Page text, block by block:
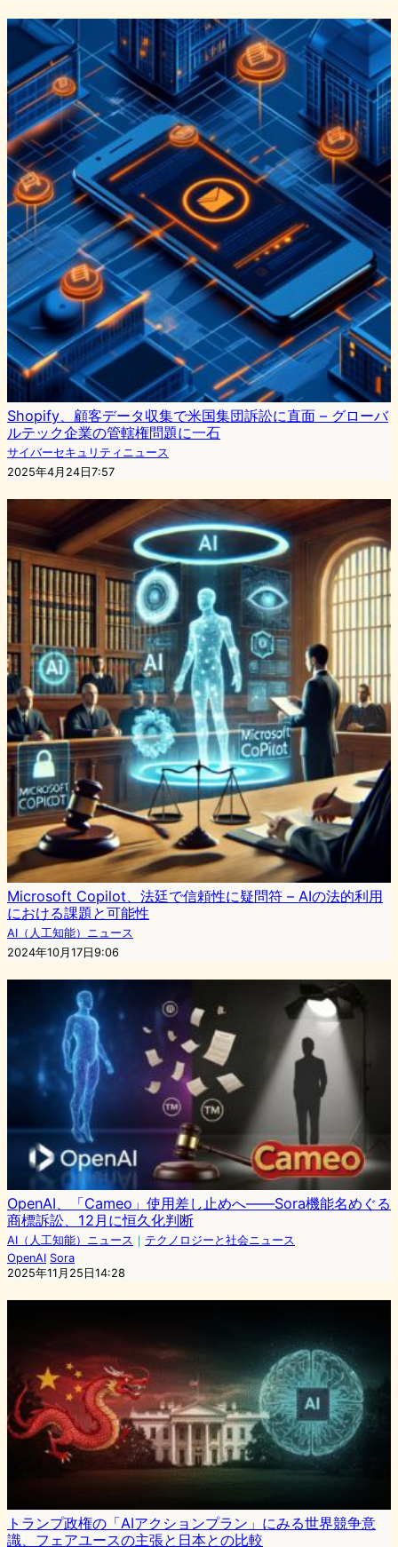
Shopify、顧客データ収集で米国集団訴訟に直面 – グローバ
ルテック企業の管轄権問題に一石
サイバーセキュリティニュース
2025年4月24日7:57
Microsoft Copilot、法廷で信頼性に疑問符 – AIの法的利用
における課題と可能性
AI（人工知能）ニュース
2024年10月17日9:06
OpenAI、「Cameo」使用差し止めへ——Sora機能名めぐる
商標訴訟、12月に恒久化判断
AI（人工知能）ニュース ｜ テクノロジーと社会ニュース
OpenAI Sora
2025年11月25日14:28
トランプ政権の「AIアクションプラン」にみる世界競争意
識、フェアユースの主張と日本との比較